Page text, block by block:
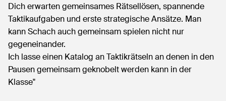
Dich erwarten gemeinsames Rätsellösen, spannende
Taktikaufgaben und erste strategische Ansätze. Man
kann Schach auch gemeinsam spielen nicht nur
gegeneinander.
Ich lasse einen Katalog an Taktikrätseln an denen in den
Pausen gemeinsam geknobelt werden kann in der
Klasse"